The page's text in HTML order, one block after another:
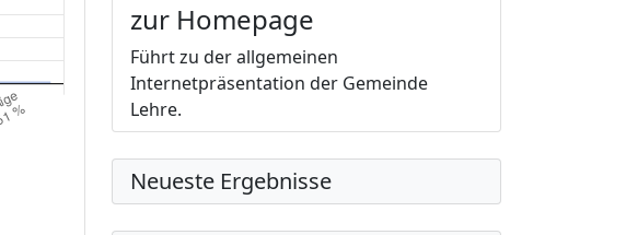
zur Homepage
Führt zu der allgemeinen
Internetpräsentation der Gemeinde
Lehre.
Neueste Ergebnisse